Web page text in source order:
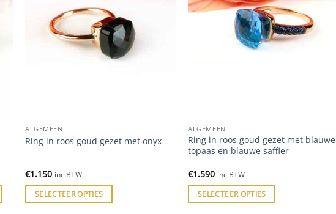
ALGEMEEN
Ring in roos goud gezet met onyx
€1.150 inc.BTW
SELECTEER OPTIES
ALGEMEEN
Ring in roos goud gezet met blauwe
topaas en blauwe saffier
€1.590 inc.BTW
SELECTEER OPTIES